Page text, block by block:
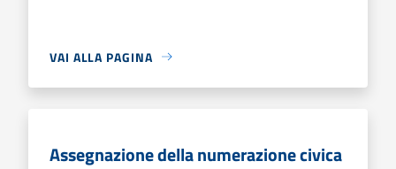
VAI ALLA PAGINA
Assegnazione della numerazione civica